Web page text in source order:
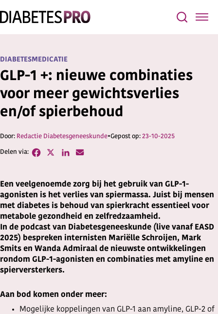
GLP-1 +: nieuwe combinaties
voor meer gewichtsverlies
en/of spierbehoud
Redactie Diabetesgeneeskunde 23-10-2025
DIABETESMEDICATIE
Een veelgenoemde zorg bij het gebruik van GLP-1-
agonisten is het verlies van spiermassa. Juist bij mensen
met diabetes is behoud van spierkracht essentieel voor
metabole gezondheid en zelfredzaamheid.
In de podcast van Diabetesgeneeskunde (live vanaf EASD
2025) bespreken internisten Mariëlle Schroijen, Mark
Smits en Wanda Admiraal de nieuwste ontwikkelingen
rondom GLP-1-agonisten en combinaties met amyline en
spierversterkers.
Aan bod komen onder meer:
Mogelijke koppelingen van GLP-1 aan amyline, GLP-2 of